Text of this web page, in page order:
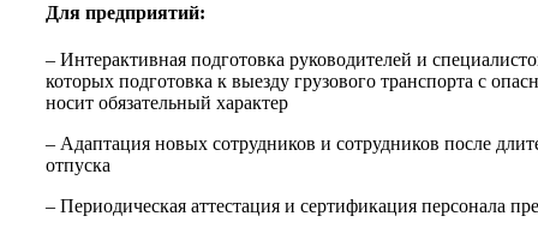
Для предприятий:
– Интерактивная подготовка руководителей и
которых подготовка к выезду грузового транспорта с
носит обязательный характер
– Адаптация новых сотрудников и сотрудников после
отпуска
– Периодическая аттестация и сертификация персонала